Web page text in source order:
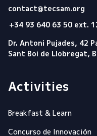
contact@tecsam.org
+34 93 640 63 50 ext.
Dr. Antoni Pujades, 42
Sant Boi de Llobregat,
Activities
Breakfast & Learn
Concurso de Innovación